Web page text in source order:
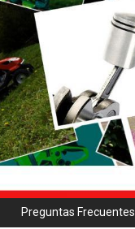
Preguntas Frecuentes